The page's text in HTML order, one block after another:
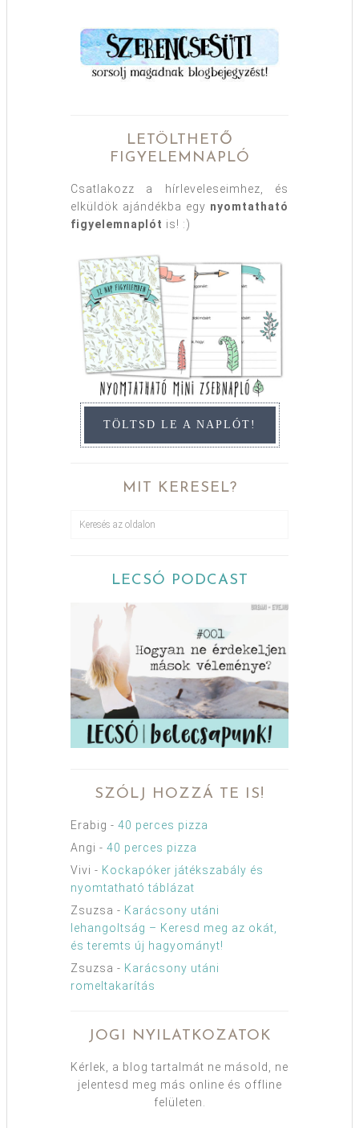
LETÖLTHETŐ
FIGYELEMNAPLÓ
Csatlakozz a hírleveleseimhez, és
elküldök ajándékba egy nyomtatható
figyelemnaplót is! :)
TÖLTSD LE A NAPLÓT!
MIT KERESEL?
LECSÓ PODCAST
SZÓLJ HOZZÁ TE IS!
Erabig - 40 perces pizza
Angi - 40 perces pizza
Vivi - Kockapóker játékszabály és
nyomtatható táblázat
Zsuzsa - Karácsony utáni
lehangoltság – Keresd meg az okát,
és teremts új hagyományt!
Zsuzsa - Karácsony utáni
romeltakarítás
JOGI NYILATKOZATOK
Kérlek, a blog tartalmát ne másold, ne
jelentesd meg más online és offline
felületen.